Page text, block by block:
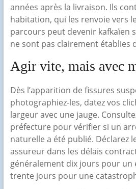
années après la livraison. Ils
habitation, qui les renvoie vers
parcours peut devenir kafkaïen
ne sont pas clairement établies
Agir vite, mais avec
Dès l’apparition de fissures
photographiez-les, datez vos
largeur avec une jauge.
préfecture pour vérifier si un
naturelle a été publié. Déclarez
assureur dans les délais
généralement dix jours pour un
trente jours pour une